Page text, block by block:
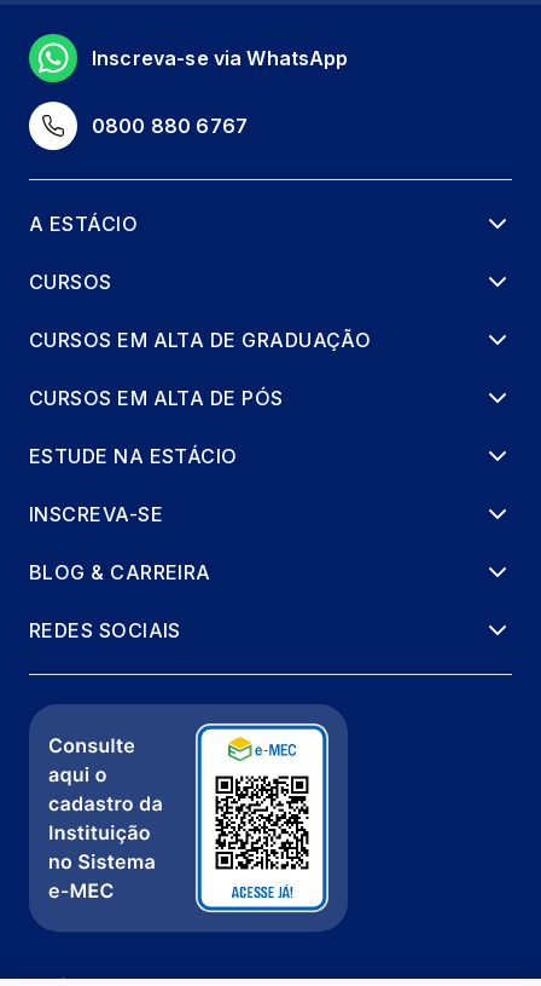
0800 880 6767
Inscreva-se via WhatsApp
A ESTÁCIO
CURSOS
CURSOS EM ALTA DE GRADUAÇÃO
CURSOS EM ALTA DE PÓS
ESTUDE NA ESTÁCIO
INSCREVA-SE
BLOG & CARREIRA
REDES SOCIAIS